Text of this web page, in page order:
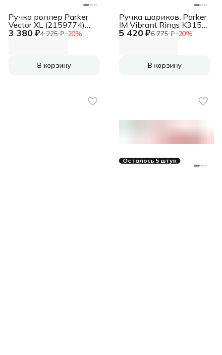
3 380 ₽4 225 ₽−20%
Ручка роллер Parker
Vector XL (2159774)
Black CT F черн. черн.
В корзину
5 420 ₽6 775 ₽−20%
Ручка шариков. Parker
IM Vibrant Rings K315
(2172951) Amethyst
В корзину
Осталось 5 штук